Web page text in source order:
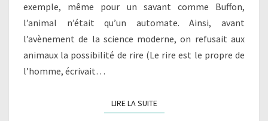
exemple, même pour un savant comme Buffon,
l’animal n’était qu’un automate. Ainsi, avant
l’avènement de la science moderne, on refusait aux
animaux la possibilité de rire (Le rire est le propre de
l’homme, écrivait…
LIRE LA SUITELIRE LA SUITE